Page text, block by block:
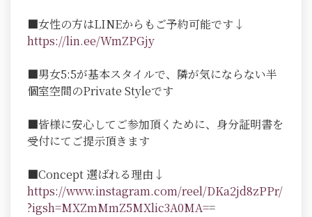
■女性の方はLINEからもご予約可能です↓
https://lin.ee/WmZPGjy
■男女5:5が基本スタイルで、隣が気にならない半
個室空間のPrivate Styleです
■皆様に安心してご参加頂くために、身分証明書を
受付にてご提示頂きます
■Concept 選ばれる理由↓
https://www.instagram.com/reel/DKa2jd8zPPr/
?igsh=MXZmMmZ5MXlic3A0MA==